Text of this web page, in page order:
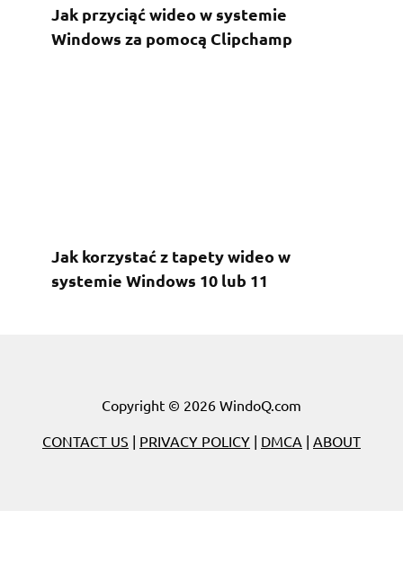
Jak przyciąć wideo w systemie
Windows za pomocą Clipchamp
Jak korzystać z tapety wideo w
systemie Windows 10 lub 11
Copyright © 2026 WindoQ.com
CONTACT US | PRIVACY POLICY | DMCA | ABOUT